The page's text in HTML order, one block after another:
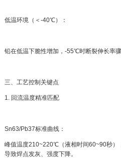
低温环境（＜-40℃）：
铅在低温下脆性增加，-55℃时断裂伸长率
三、工艺控制关键点
1. 回流温度精准匹配
Sn63/Pb37标准曲线：
峰值温度210~220℃（液相时间60~90秒）
导致焊点发灰、强度下降。